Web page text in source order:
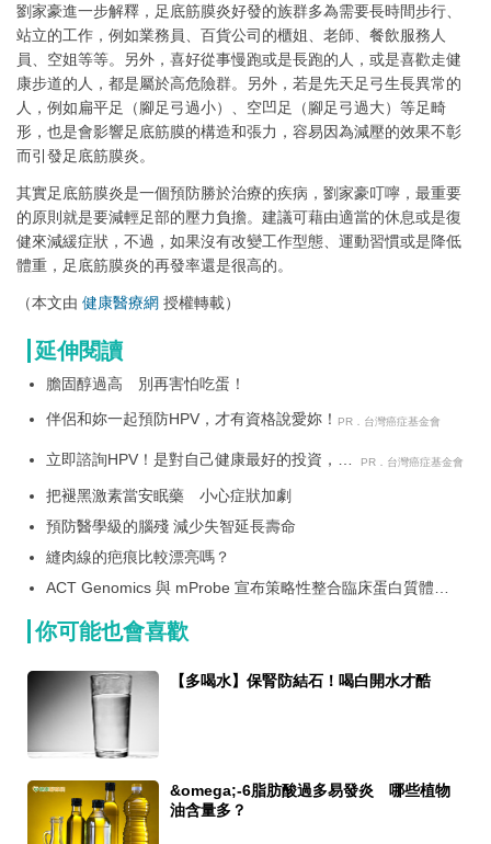
劉家豪進一步解釋，足底筋膜炎好發的族群多為需要長時間步行、
站立的工作，例如業務員、百貨公司的櫃姐、老師、餐飲服務人
員、空姐等等。另外，喜好從事慢跑或是長跑的人，或是喜歡走健
康步道的人，都是屬於高危險群。另外，若是先天足弓生長異常的
人，例如扁平足（腳足弓過小）、空凹足（腳足弓過大）等足畸
形，也是會影響足底筋膜的構造和張力，容易因為減壓的效果不彰
而引發足底筋膜炎。
其實足底筋膜炎是一個預防勝於治療的疾病，劉家豪叮嚀，最重要
的原則就是要減輕足部的壓力負擔。建議可藉由適當的休息或是復
健來減緩症狀，不過，如果沒有改變工作型態、運動習慣或是降低
體重，足底筋膜炎的再發率還是很高的。
（本文由 健康醫療網 授權轉載）
延伸閱讀
膽固醇過高 別再害怕吃蛋！
伴侶和妳一起預防HPV，才有資格說愛妳！ PR．台灣癌症基金會
立即諮詢HPV！是對自己健康最好的投資，把
PR．台灣癌症基金會
把褪黑激素當安眠藥 小心症狀加劇
預防醫學級的腦殘 減少失智延長壽命
縫肉線的疤痕比較漂亮嗎？
ACT Genomics 與 mProbe 宣布策略性整合臨床蛋白質體學
你可能也會喜歡
【多喝水】保腎防結石！喝白開水才酷
&omega;-6脂肪酸過多易發炎 哪些植物
油含量多？